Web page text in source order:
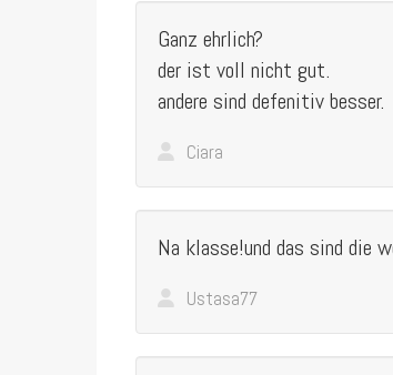
Ganz ehrlich?
der ist voll nicht gut.
andere sind defenitiv besser.
Ciara
Na klasse!und das sind die
Ustasa77